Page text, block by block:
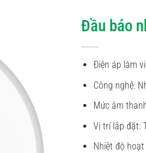
Đầu báo
Điện áp làm
Công nghệ:
Mức âm
Vị trí lắp đặt:
Nhiệt độ